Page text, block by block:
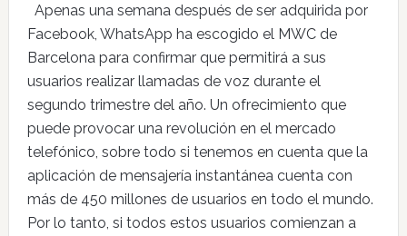
Apenas una semana después de ser adquirida por
Facebook, WhatsApp ha escogido el MWC de
Barcelona para confirmar que permitirá a sus
usuarios realizar llamadas de voz durante el
segundo trimestre del año. Un ofrecimiento que
puede provocar una revolución en el mercado
telefónico, sobre todo si tenemos en cuenta que la
aplicación de mensajería instantánea cuenta con
más de 450 millones de usuarios en todo el mundo.
Por lo tanto, si todos estos usuarios comienzan a